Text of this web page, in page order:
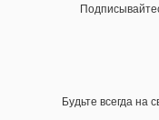
Будьте всегда на